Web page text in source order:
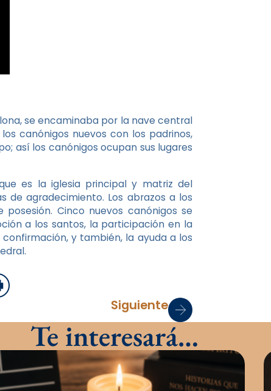
se encaminaba por la nave central
canónigos nuevos con los padrinos,
así los canónigos ocupan sus lugares
es la iglesia principal y matriz del
de agradecimiento. Los abrazos a los
Cinco nuevos canónigos se
a los santos, la participación en la
y también, la ayuda a los
Siguiente
Te interesará…